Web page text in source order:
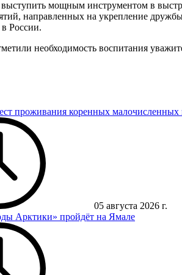
мощным инструментом в
направленных на укрепление
России.
необходимость воспитания
проживания коренных малочисленных
05 августа 2026 г.
Арктики» пройдёт на Ямале